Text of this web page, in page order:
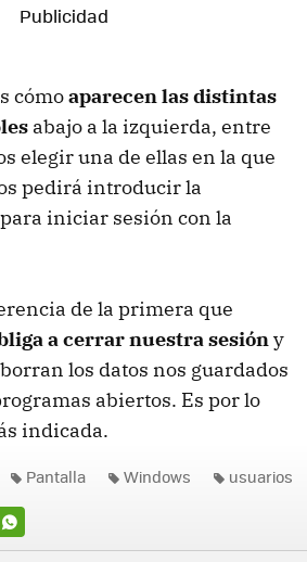
cómoaparecen las distintas
abajo a la izquierda, entre
elegir una de ellas en la que
pedirá introducir la
iniciar sesión con la
de la primera que
a cerrar nuestra sesióny
los datos nos guardados
abiertos. Es por lo
indicada.
Pantalla Windows usuarios